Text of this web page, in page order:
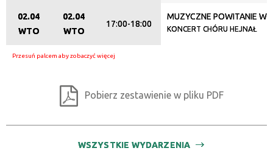
02.04
WTO
02.04
WTO
17:00-18:00
MUZYCZNE POWITANIE
KONCERT CHÓRU HEJNAŁ
Pobierz zestawienie w pliku PDF
WSZYSTKIE WYDARZENIA